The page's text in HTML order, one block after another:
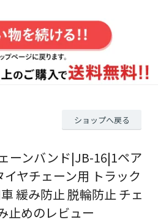
ショップへ戻る
ーンバンド|JB-16|1ペア
ヤチェーン用 トラック
緩み防止 脱輪防止 チェ
止めのレビュー